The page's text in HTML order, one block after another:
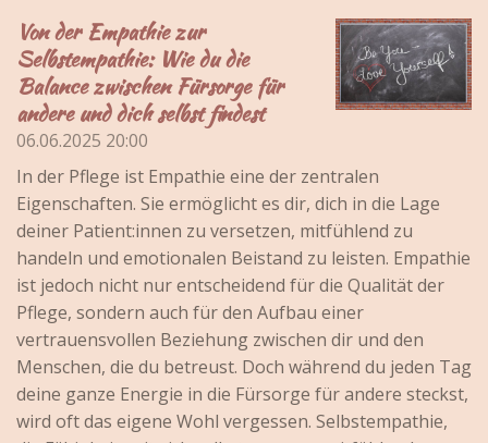
Von der Empathie zur
Selbstempathie: Wie du die
Balance zwischen Fürsorge für
andere und dich selbst findest
06.06.2025 20:00
In der Pflege ist Empathie eine der zentralen
Eigenschaften. Sie ermöglicht es dir, dich in die Lage
deiner Patient:innen zu versetzen, mitfühlend zu
handeln und emotionalen Beistand zu leisten. Empathie
ist jedoch nicht nur entscheidend für die Qualität der
Pflege, sondern auch für den Aufbau einer
vertrauensvollen Beziehung zwischen dir und den
Menschen, die du betreust. Doch während du jeden Tag
deine ganze Energie in die Fürsorge für andere steckst,
wird oft das eigene Wohl vergessen. Selbstempathie,